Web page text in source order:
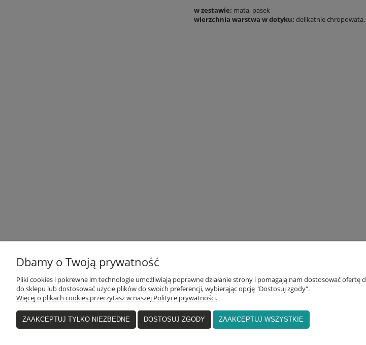
w zestawie: mata, pasek
wierzchnia warstwa w dotyku: delikatnie
email:sklep@yogarepublic.pl
telefon:+48 790 805 853
INFO
Dostawa i płatność
Dbamy o Twoją prywatność
Pliki cookies i pokrewne im technologie umożliwiają poprawne działanie strony i pomagają nam dostosować
do sklepu lub dostosować użycie plików do swoich preferencji, wybierając opcję "Dostosuj zgody".
Więcej o plikach cookies przeczytasz w naszej Polityce prywatności.
ZAAKCEPTUJ TYLKO NIEZBĘDNE DOSTOSUJ ZGODY ZAAKCEPTUJ WSZYSTKIE